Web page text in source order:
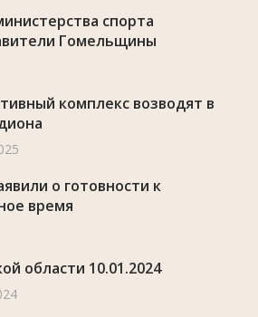
спорта
Гомельщины
комплекс возводят в
о готовности к
время
области 10.01.2024